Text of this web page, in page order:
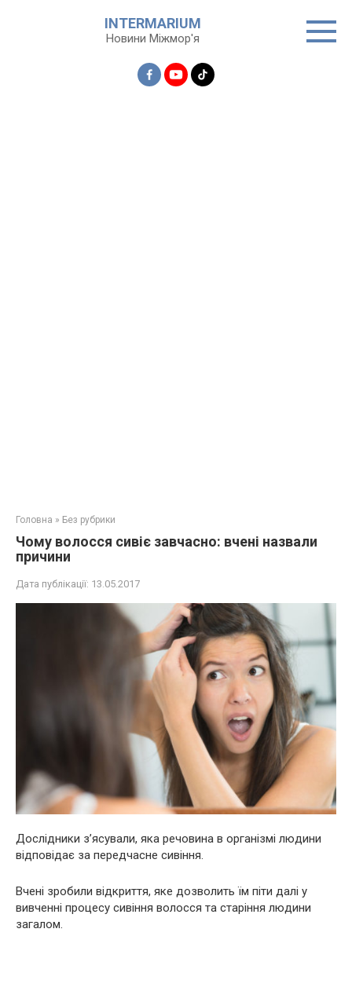
INTERMARIUM
Новини Міжмор'я
Головна » Без рубрики
Чому волосся сивіє завчасно: вчені назвали
причини
Дата публікації: 13.05.2017
Дослідники з’ясували, яка речовина в організмі людини
відповідає за передчасне сивіння.
Вчені зробили відкриття, яке дозволить їм піти далі у
вивченні процесу сивіння волосся та старіння людини
загалом.